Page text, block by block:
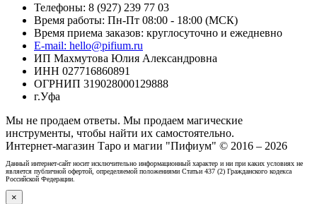
Телефоны: 8 (927) 239 77 03
Время работы: Пн-Пт 08:00 - 18:00 (МСК)
Время приема заказов: круглосуточно и ежедневно
E-mail: hello@pifium.ru
ИП Махмутова Юлия Александровна
ИНН 027716860891
ОГРНИП 319028000129888
г.Уфа
Мы не продаем ответы. Мы продаем магические
инструменты, чтобы найти их самостоятельно.
Интернет-магазин Таро и магии "Пифиум" © 2016 – 2026
Данный интернет-сайт носит исключительно информационный характер и ни при каких условиях не
является публичной офертой, определяемой положениями Статьи 437 (2) Гражданского кодекса
Российской Федерации.
×